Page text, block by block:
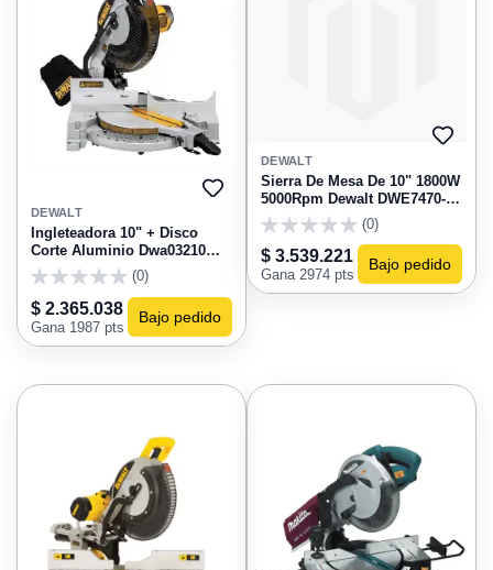
AGREGAR
FAVORITOS
DEWALT
Ingleteadora 10" + Disco
Corte Aluminio Dwa03210
Dewalt Dws713-B3A
(0)
$ 2.365.038
Gana 1987 pts
Bajo pedido
DEWALT
Sierra De Mesa De 10" 1800W
5000Rpm Dewalt DWE7470-
B3
(0)
$ 3.539.221
Gana 2974 pts
Bajo pedido